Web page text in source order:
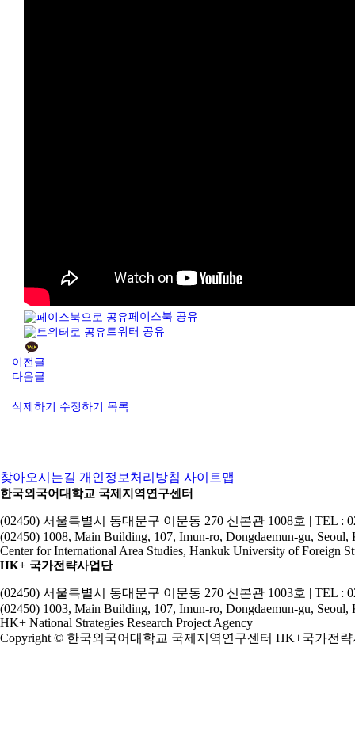
페이스북 공유
트위터 공유
이전글
다음글
삭제하기 수정하기 목록
찾아오시는길 개인정보처리방침 사이트맵
한국외국어대학교 국제지역연구센터
(02450) 서울특별시 동대문구 이문동 270 신본관 1008호 | TEL :
(02450) 1008, Main Building, 107, Imun-ro, Dongdaemun-gu, Seoul,
Center for International Area Studies, Hankuk University of Foreign
HK+ 국가전략사업단
(02450) 서울특별시 동대문구 이문동 270 신본관 1003호 | TEL :
(02450) 1003, Main Building, 107, Imun-ro, Dongdaemun-gu, Seoul,
HK+ National Strategies Research Project Agency
Copyright © 한국외국어대학교 국제지역연구센터 HK+국가전